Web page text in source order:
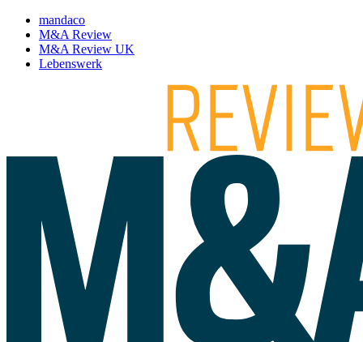
mandaco
M&A Review
M&A Review UK
Lebenswerk